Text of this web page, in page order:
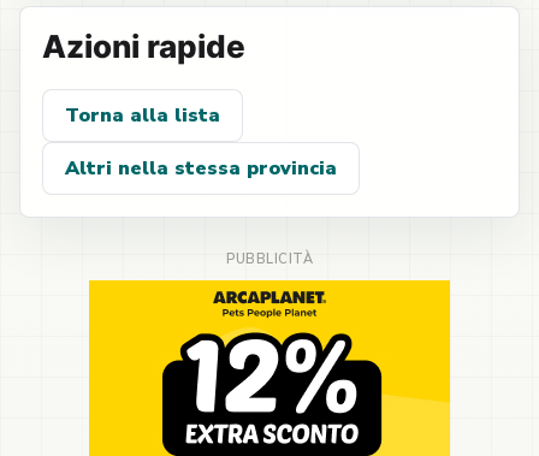
Azioni rapide
Torna alla lista
Altri nella stessa provincia